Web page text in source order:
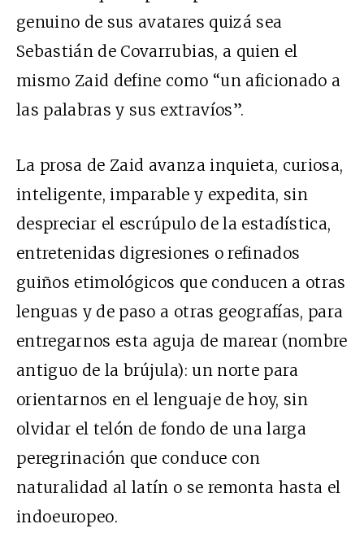
genuino de sus avatares quizá sea
Sebastián de Covarrubias, a quien el
mismo Zaid define como “un aficionado a
las palabras y sus extravíos”.
La prosa de Zaid avanza inquieta, curiosa,
inteligente, imparable y expedita, sin
despreciar el escrúpulo de la estadística,
entretenidas digresiones o refinados
guiños etimológicos que conducen a otras
lenguas y de paso a otras geografías, para
entregarnos esta aguja de marear (nombre
antiguo de la brújula): un norte para
orientarnos en el lenguaje de hoy, sin
olvidar el telón de fondo de una larga
peregrinación que conduce con
naturalidad al latín o se remonta hasta el
indoeuropeo.